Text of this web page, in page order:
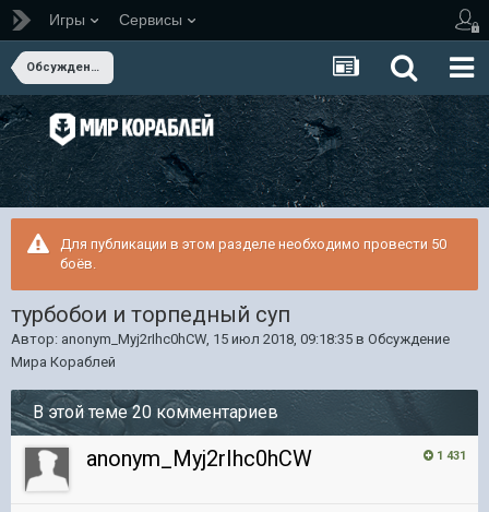
Игры Сервисы
Обсуждение Мира Кораблей
Для публикации в этом разделе необходимо провести 50
боёв.
турбобои и торпедный суп
Автор: anonym_Myj2rIhc0hCW, 15 июл 2018, 09:18:35 в Обсуждение
Мира Кораблей
В этой теме 20 комментариев
1 431
anonym_Myj2rIhc0hCW